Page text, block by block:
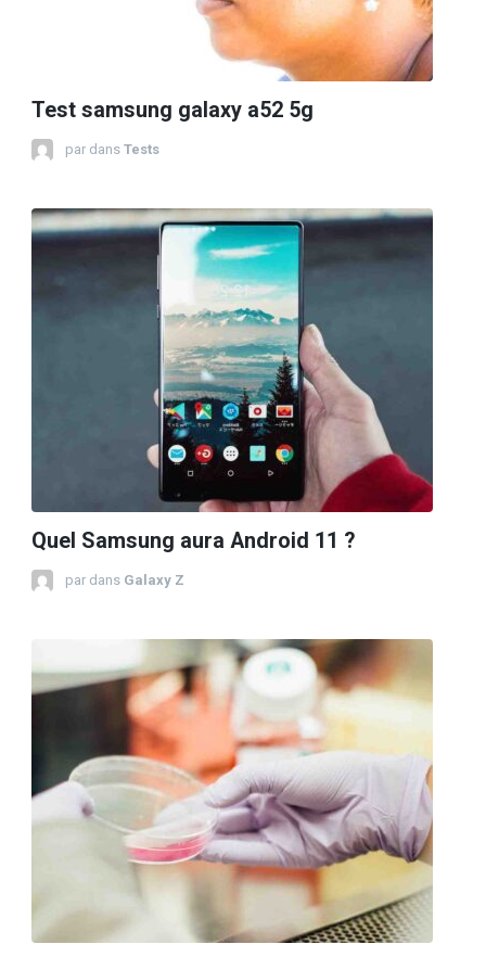
Test samsung galaxy a52 5g
par dans Tests
Quel Samsung aura Android 11 ?
par dans Galaxy Z